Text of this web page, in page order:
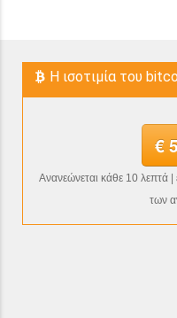
H ισοτιμία του
€
Ανανεώνεται κάθε 10 λεπτά |
των